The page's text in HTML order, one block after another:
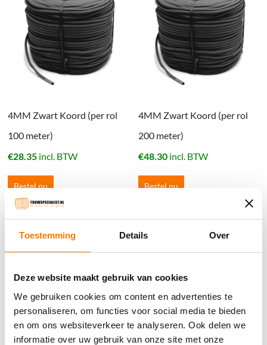
Toestemming Details Over
Deze website maakt gebruik van cookies
We gebruiken cookies om content en advertenties te
personaliseren, om functies voor social media te bieden
en om ons websiteverkeer te analyseren. Ook delen we
informatie over uw gebruik van onze site met onze
4MM Zwart Koord (per rol
100 meter)
€28.35 incl. BTW
Bestel nu
4MM Zwart Koord (per rol
200 meter)
€48.30 incl. BTW
Bestel nu